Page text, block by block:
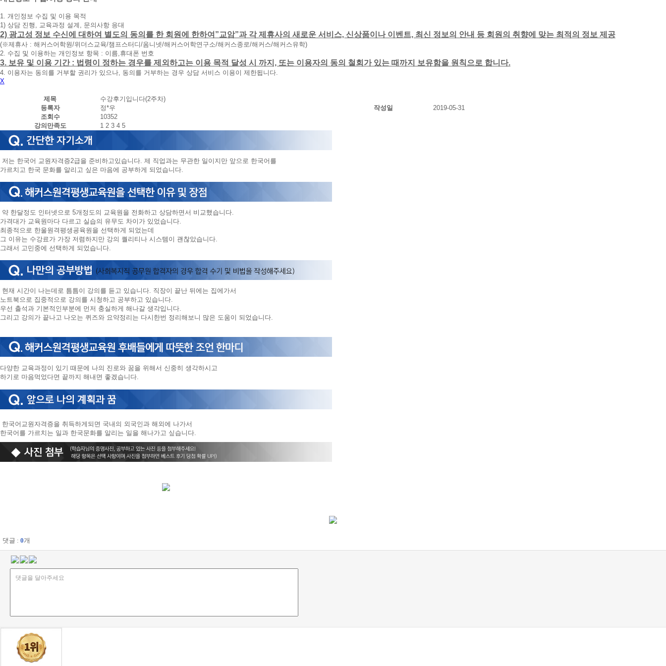
휴
대
폰
번
호
를
입
력
내
에
전
습
니
다.
1. 개인정보 수집 및 이용 목적
1) 상담 진행, 교육과정 설계, 문의사항 응대
2) 광고성 정보 수신에 대하여 별도의 동의를 한 회원에 한하여”교암”과 각 제휴사의 새로운 서비스, 신상품이나 이벤트, 최신 정보의 안내 등 회원의 취향에 맞는 최적의 정보 제공
(※제휴사 : 해커스어학원/위더스교육/챔프스터디/옴니넷/해커스어학연구소/해커스종로/해커스/해커스유학)
2. 수집 및 이용하는 개인정보 항목 : 이름,휴대폰 번호
3. 보유 및 이용 기간 : 법령이 정하는 경우를 제외하고는 이용 목적 달성 시 까지, 또는 이용자의 동의 철회가 있는 때까지 보유함을 원칙으로 합니다.
4. 이용자는 동의를 거부할 권리가 있으나, 동의를 거부하는 경우 상담 서비스 이용이 제한됩니다.
X
제목
수강후기입니다(2주차)
등록자
정*우 작성일
2019-05-31
조회수
10352
강의만족도
1 2 3 4 5
저는 한국어 교원자격증2급을 준비하고있습니다. 제 직업과는 무관한 일이지만 앞으로 한국어를
가르치고 한국 문화를 알리고 싶은 마음에 공부하게 되었습니다.
약 한달정도 인터넷으로 5개정도의 교육원을 전화하고 상담하면서 비교했습니다.
가격대가 교육원마다 다르고 실습의 유무도 차이가 있었습니다.
최종적으로 한울원격평생굥육원을 선택하게 되었는데
그 이유는 수강료가 가장 저렴하지만 강의 퀄리티나 시스템이 괜찮았습니다.
그래서 고민중에 선택하게 되었습니다.
현재 시간이 나는데로 틈틈이 강의를 듣고 있습니다. 직장이 끝난 뒤에는 집에가서
노트북으로 집중적으로 강의를 시청하고 공부하고 있습니다.
우선 출석과 기본적인부분에 먼저 충실하게 해나갈 생각입니다.
그리고 강의가 끝나고 나오는 퀴즈와 요약정리는 다시한번 정리해보니 많은 도움이 되었습니다.
다양한 교육과정이 있기 때문에 나의 진로와 꿈을 위해서 신중히 생각하시고
하기로 마음먹었다면 끝까지 해내면 좋겠습니다.
한국어교원자격증을 취득하게되면 국내의 외국인과 해외에 나가서
한국어를 가르치는 일과 한국문화를 알리는 일을 해나가고 싶습니다.
댓글 : 0개